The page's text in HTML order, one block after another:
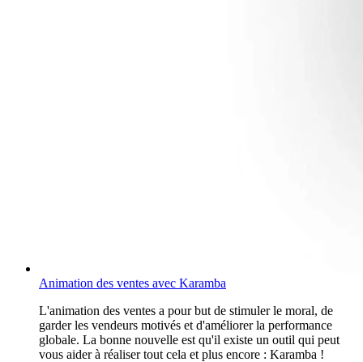
Animation des ventes avec Karamba
L'animation des ventes a pour but de stimuler le moral, de
garder les vendeurs motivés et d'améliorer la performance
globale. La bonne nouvelle est qu'il existe un outil qui peut
vous aider à réaliser tout cela et plus encore : Karamba !